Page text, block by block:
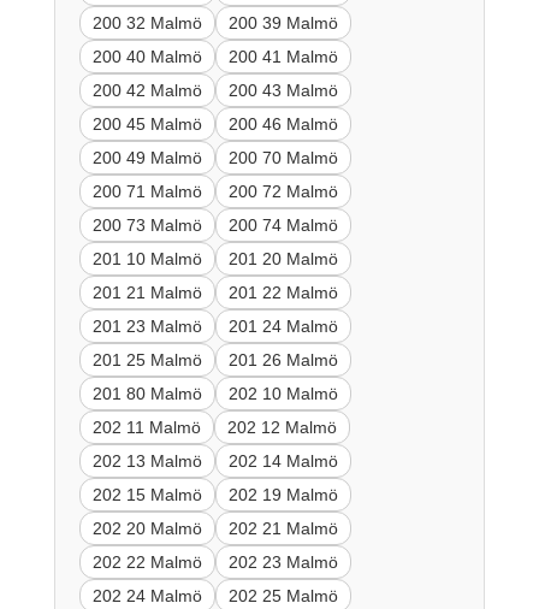
200 32 Malmö
200 39 Malmö
200 40 Malmö
200 41 Malmö
200 42 Malmö
200 43 Malmö
200 45 Malmö
200 46 Malmö
200 49 Malmö
200 70 Malmö
200 71 Malmö
200 72 Malmö
200 73 Malmö
200 74 Malmö
201 10 Malmö
201 20 Malmö
201 21 Malmö
201 22 Malmö
201 23 Malmö
201 24 Malmö
201 25 Malmö
201 26 Malmö
201 80 Malmö
202 10 Malmö
202 11 Malmö
202 12 Malmö
202 13 Malmö
202 14 Malmö
202 15 Malmö
202 19 Malmö
202 20 Malmö
202 21 Malmö
202 22 Malmö
202 23 Malmö
202 24 Malmö
202 25 Malmö